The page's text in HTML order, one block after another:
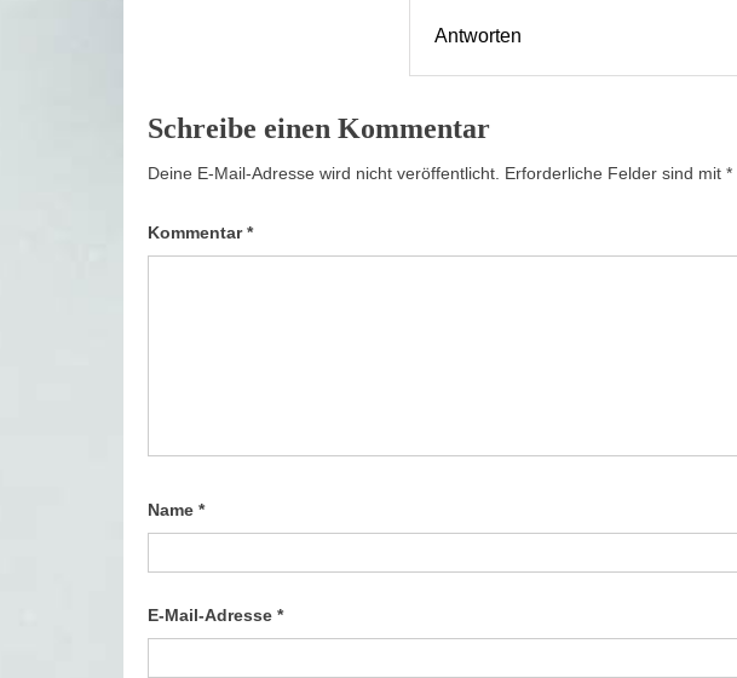
Antworten
Schreibe einen Kommentar
Deine E-Mail-Adresse wird nicht veröffentlicht. Erforderliche Felder sind mit *
Kommentar*
Name *
E-Mail-Adresse *